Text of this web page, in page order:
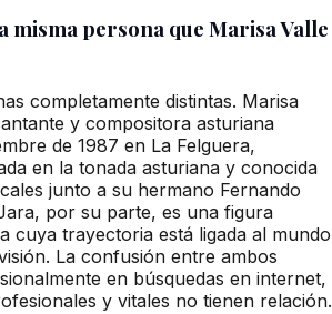
misma persona que Marisa Valle
completamente distintas. Marisa
y compositora asturiana
de 1987 en La Felguera,
en la tonada asturiana y conocida
junto a su hermano Fernando
por su parte, es una figura
cuya trayectoria está ligada al mundo
La confusión entre ambos
en búsquedas en internet,
y vitales no tienen relación.